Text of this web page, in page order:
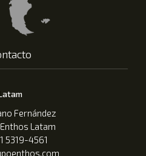
Fernández
Latam
5319-4561